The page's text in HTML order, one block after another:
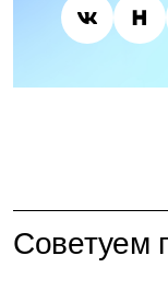
Советуем